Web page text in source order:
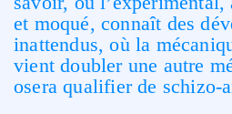
et moqué, connaît des
inattendus, où la
vient doubler une autre
osera qualifier de schizo-